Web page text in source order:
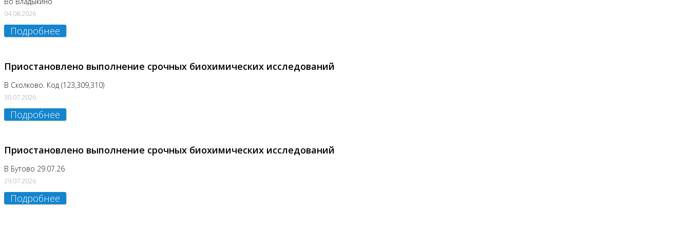
04.08.2026
Подробнее
Приостановлено выполнение срочных биохимических исследований
В Сколково. Код (123,309,310)
30.07.2026
Подробнее
Приостановлено выполнение срочных биохимических исследований
В Бутово 29.07.26
29.07.2026
Подробнее